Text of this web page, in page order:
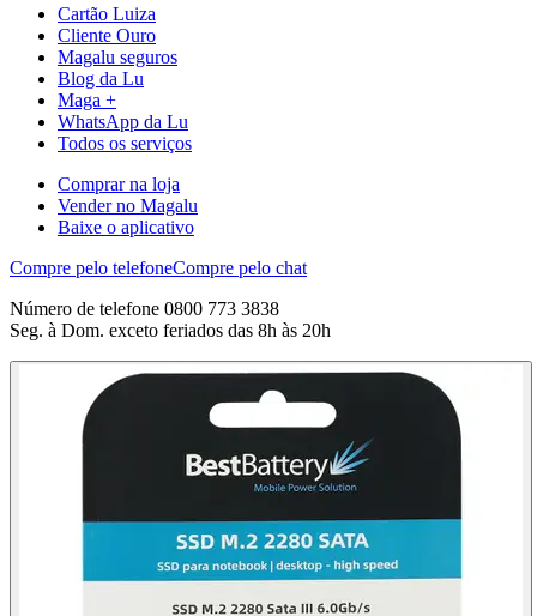
Cartão Luiza
Cliente Ouro
Magalu seguros
Blog da Lu
Maga +
WhatsApp da Lu
Todos os serviços
Comprar na loja
Vender no Magalu
Baixe o aplicativo
Compre pelo telefoneCompre pelo chat
Número de telefone 0800 773 3838
Seg. à Dom. exceto feriados das 8h às 20h